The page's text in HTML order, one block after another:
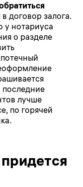
договор залога.
у нотариуса
о разделе
последние
лучше
по горячей